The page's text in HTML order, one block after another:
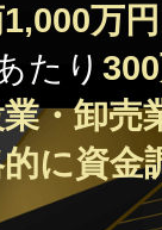
1,000万
たり
・卸売
に資金